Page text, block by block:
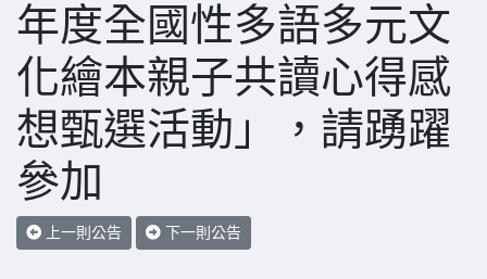
年度全國性多語多元文
化繪本親子共讀心得感
想甄選活動」，請踴躍
參加
上一則公告 下一則公告